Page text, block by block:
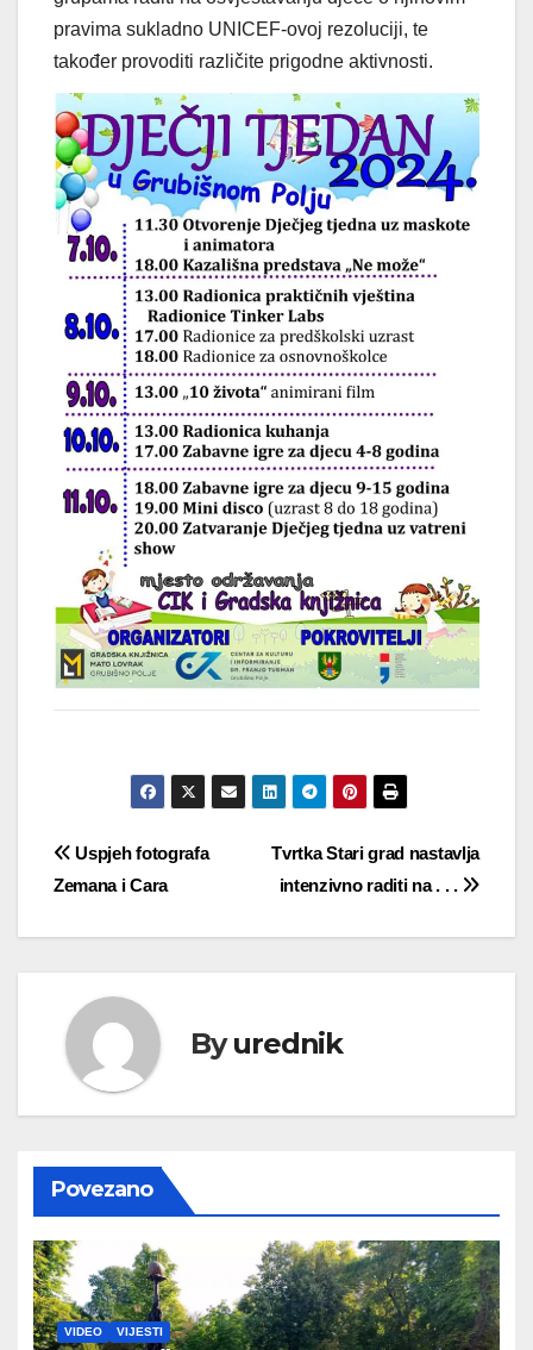
pravima sukladno UNICEF-ovoj rezoluciji, te
također provoditi različite prigodne aktivnosti.
Navigacija
Tvrtka Stari grad nastavlja
intenzivno raditi na . . .
Uspjeh fotografa
Zemana i Cara
Byurednik
Povezano
VIDEO VIJESTI